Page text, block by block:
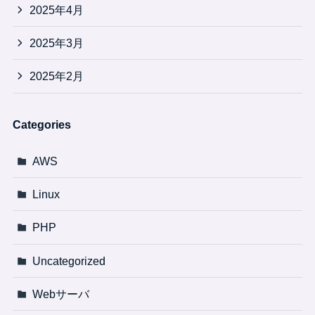
2025年4月
2025年3月
2025年2月
Categories
AWS
Linux
PHP
Uncategorized
Webサーバ